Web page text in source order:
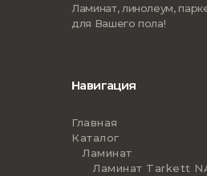
Ламинат, линолеум,
для Вашего пола!
Навигация
Главная
Каталог
Ламинат
Ламинат Tarkett